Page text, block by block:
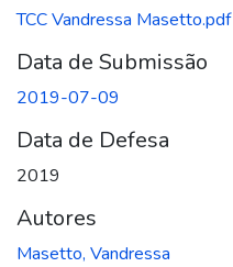
TCC Vandressa Masetto.pdf
Data de Submissão
2019-07-09
Data de Defesa
2019
Autores
Masetto, Vandressa